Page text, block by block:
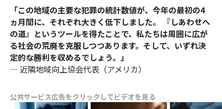
「この地域の主要な犯罪の統計数値が、今年の最初の4
ヵ月間に、それぞれ大きく低下しました。 『しあわせへ
の道』というツールを得たことで、私たちは周囲に広が
る社会の荒廃を克服しつつあります。そして、いずれ決
定的な勝利を収めるでしょう。」
― 近隣地域向上協会代表（アメリカ）
公共サービス広告をクリックしてビデオを見る